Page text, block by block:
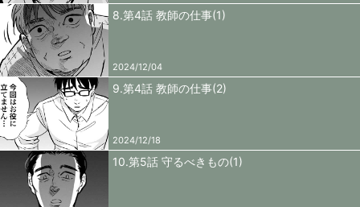
8.第4話 教師の仕事(1)
2024/12/04
9.第4話 教師の仕事(2)
2024/12/18
10.第5話 守るべきもの(1)